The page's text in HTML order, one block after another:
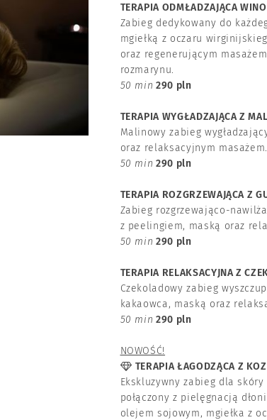
TERAPIA ODMŁADZAJĄCA
Zabieg dedykowany do
mgiełką z oczaru
oraz regenerującym
rozmarynu.
50 min 290 pln
TERAPIA WYGŁADZAJĄCA Z
Malinowy zabieg
oraz relaksacyjnym masażem.
50 min 290 pln
TERAPIA ROZGRZEWAJĄCA Z
Zabieg rozgrzewająco-
z peelingiem, maską oraz
50 min 290 pln
TERAPIA RELAKSACYJNA Z
Czekoladowy zabieg
kakaowca, maską oraz
50 min 290 pln
NOWOŚĆ!
TERAPIA ŁAGODZĄCA Z
Ekskluzywny zabieg dla
połączony z pielęgnacją
olejem sojowym, mgiełka z